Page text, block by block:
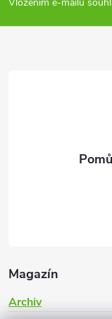
u
a
Magazín
Archiv